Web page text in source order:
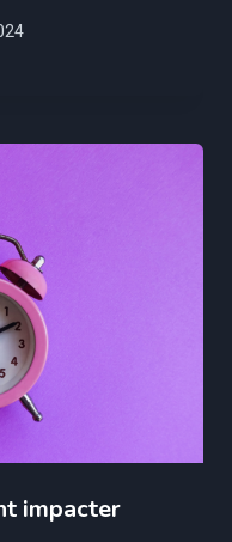
impacter